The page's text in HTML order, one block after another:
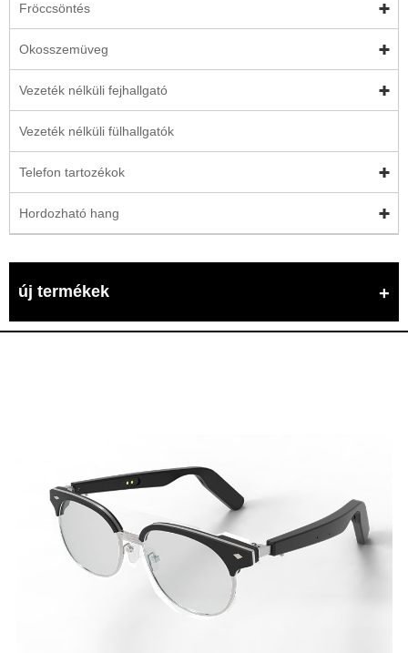
Fröccsöntés
Okosszemüveg
Vezeték nélküli fejhallgató
Vezeték nélküli fülhallgatók
Telefon tartozékok
Hordozható hang
új termékek